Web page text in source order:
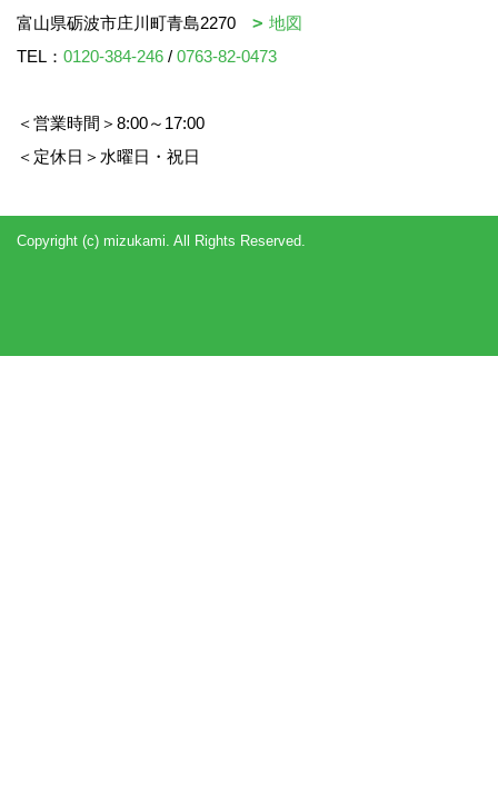
富山県砺波市庄川町青島2270
地図
TEL： 0120-384-246 / 0763-82-0473
＜営業時間＞8:00～17:00
＜定休日＞水曜日・祝日
Copyright (c) mizukami. All Rights Reserved.